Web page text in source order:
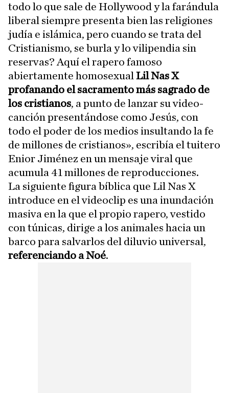
todo lo que sale de Hollywood y la farándula
liberal siempre presenta bien las religiones
judía e islámica, pero cuando se trata del
Cristianismo, se burla y lo vilipendia sin
reservas? Aquí el rapero famoso
abiertamente homosexual Lil Nas X
profanando el sacramento más sagrado de
los cristianos, a punto de lanzar su video-
canción presentándose como Jesús, con
todo el poder de los medios insultando la fe
de millones de cristianos», escribía el tuitero
Enior Jiménez en un mensaje viral que
acumula 41 millones de reproducciones.
La siguiente figura bíblica que Lil Nas X
introduce en el videoclip es una inundación
masiva en la que el propio rapero, vestido
con túnicas, dirige a los animales hacia un
barco para salvarlos del diluvio universal,
referenciando a Noé.